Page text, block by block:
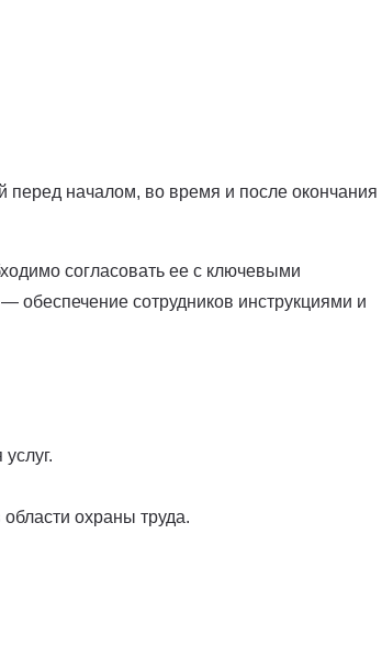
перед началом, во время и после окончания
согласовать ее с ключевыми
сотрудников инструкциями и
охраны труда.